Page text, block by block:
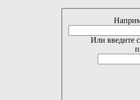
Или введите